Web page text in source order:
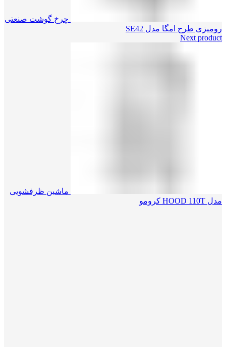
چرخ گوشت صنعتی
رومیزی طرح امگا مدل SE42
Next product
ماشین ظرفشویی
مدل HOOD 110T کرومو